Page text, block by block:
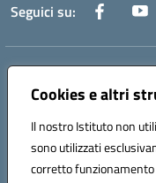
Cookies e altri
Il nostro Istituto non
sono utilizzati
corretto
Seguici su:
Indirizzo:
Centralino:0882 331218
Codice fiscale:
Codice meccanografico: